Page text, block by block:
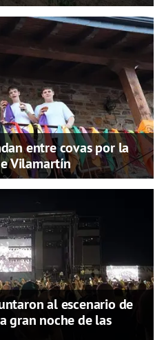
entre covas por la
Vilamartín
al escenario de
gran noche de las